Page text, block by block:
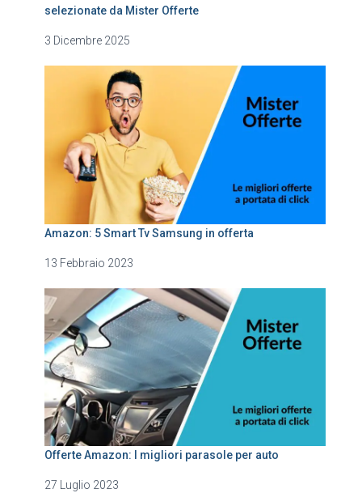
selezionate da Mister Offerte
3 Dicembre 2025
Amazon: 5 Smart Tv Samsung in offerta
13 Febbraio 2023
Offerte Amazon: I migliori parasole per auto
27 Luglio 2023